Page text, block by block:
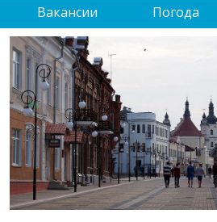
Вакансии Погода